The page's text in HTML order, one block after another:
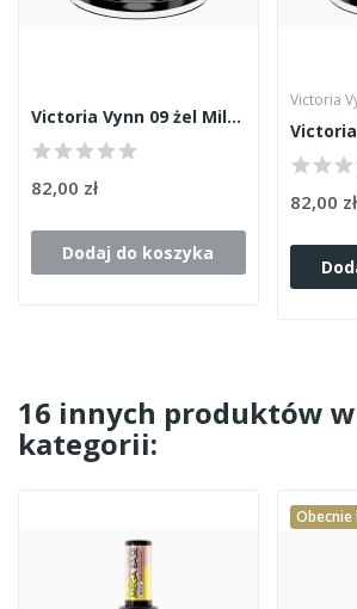
Victoria Vynn 09 żel Milky Peach 50ml
82,00 zł
Dodaj do koszyka
Victoria
82,00 zł
16 innych produktów
kategorii:
Obecnie